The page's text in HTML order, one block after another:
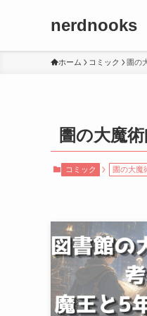
nerdnooks
ホーム コミック 圕の
圕の大魔
コミック 圕の大魔